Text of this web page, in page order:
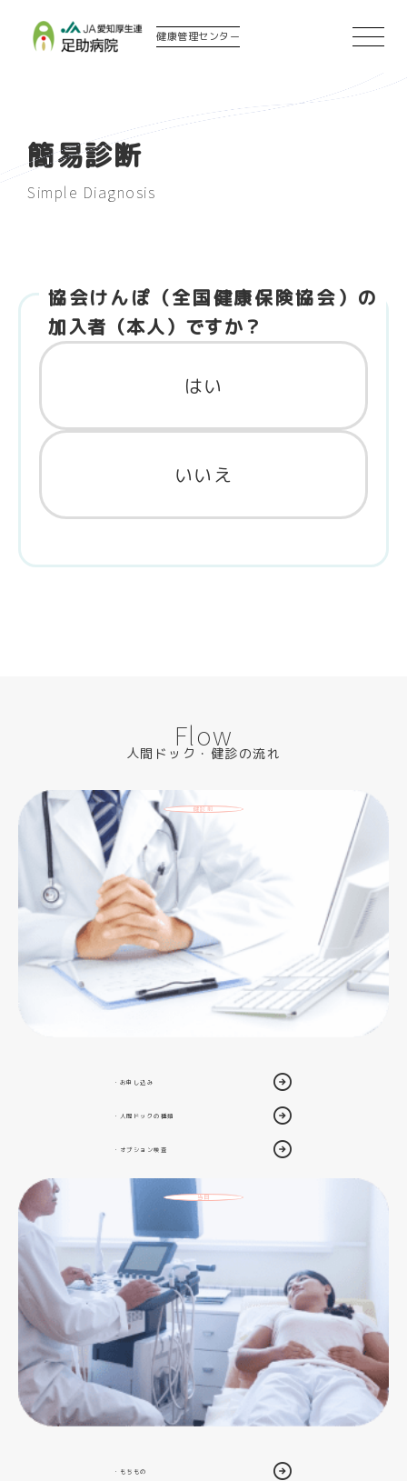
健康管理センター
簡易診断
Simple Diagnosis
協会けんぽ（全国健康保険協会）の
加入者（本人）ですか？
はい
いいえ
Flow
人間ドック・健診の流れ
健診前
・お申し込み
・人間ドックの種類
・オプション検査
当日
・もちもの